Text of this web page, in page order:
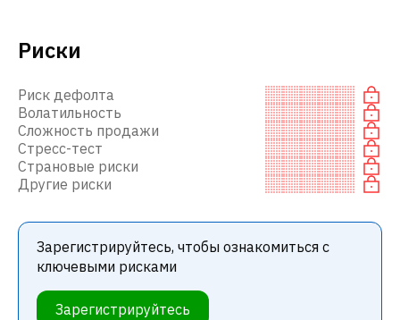
Риски
Риск дефолта
Волатильность
Сложность продажи
Стресс-тест
Страновые риски
Другие риски
Зарегистрируйтесь, чтобы ознакомиться с
ключевыми рисками
Зарегистрируйтесь